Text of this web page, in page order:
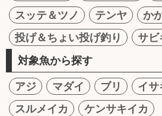
スッテ＆ツノ
テンヤ
か
投げ＆ちょい投げ釣り
サビ
対象魚から探す
アジ マダイ ブリ イサ
スルメイカ
ケンサキイカ